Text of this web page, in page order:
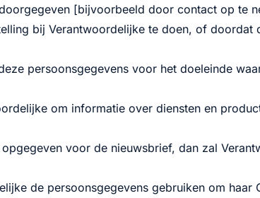
[bijvoorbeeld door contact op te
bij Verantwoordelijke te doen, of
persoonsgegevens voor het doeleinde
om informatie over diensten en
voor de nieuwsbrief, dan zal
de persoonsgegevens gebruiken om